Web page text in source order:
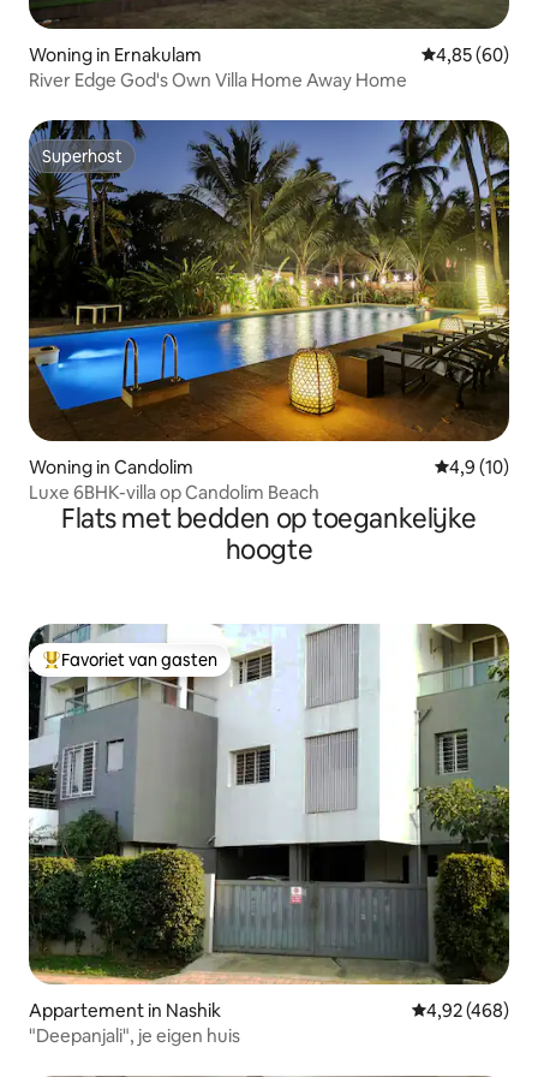
Woning in Ernakulam Gemiddelde
4,85 (60)
River Edge God's Own Villa Home Away Home
Superhost
Superhost
Woning in Candolim
4,9 (10)
Luxe 6BHK-villa op Candolim Beach
Flats met bedden op toegankelijke
hoogte
Topfavoriet van gasten
Favoriet van gasten
Appartement in Nashik Gemiddelde
4,92 (468)
"Deepanjali", je eigen huis